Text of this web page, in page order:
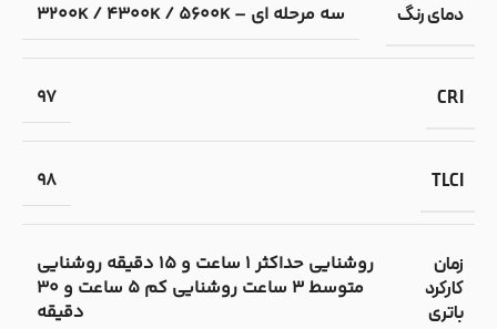
دمای رنگ سه مرحله ای – 3200K / 4300K / 5600K
CRI
97
TLCI
98
زمان
کارکرد
باتری
روشنایی حداکثر 1 ساعت و 15 دقیقه روشنایی
متوسط 3 ساعت روشنایی کم 5 ساعت و 30
دقیقه